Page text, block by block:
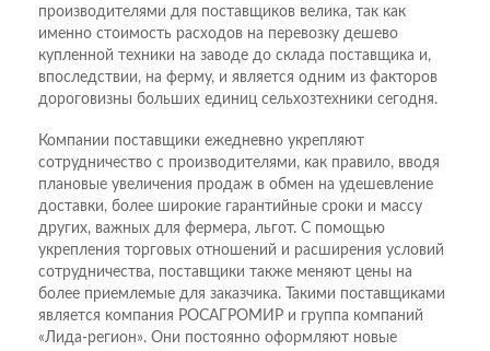
производителями для поставщиков велика, так как
именно стоимость расходов на перевозку дешево
купленной техники на заводе до склада поставщика и,
впоследствии, на ферму, и является одним из факторов
дороговизны больших единиц сельхозтехники сегодня.
Компании поставщики ежедневно укрепляют
сотрудничество с производителями, как правило, вводя
плановые увеличения продаж в обмен на удешевление
доставки, более широкие гарантийные сроки и массу
других, важных для фермера, льгот. С помощью
укрепления торговых отношений и расширения условий
сотрудничества, поставщики также меняют цены на
более приемлемые для заказчика. Такими поставщиками
является компания РОСАГРОМИР и группа компаний
«Лида-регион». Они постоянно оформляют новые